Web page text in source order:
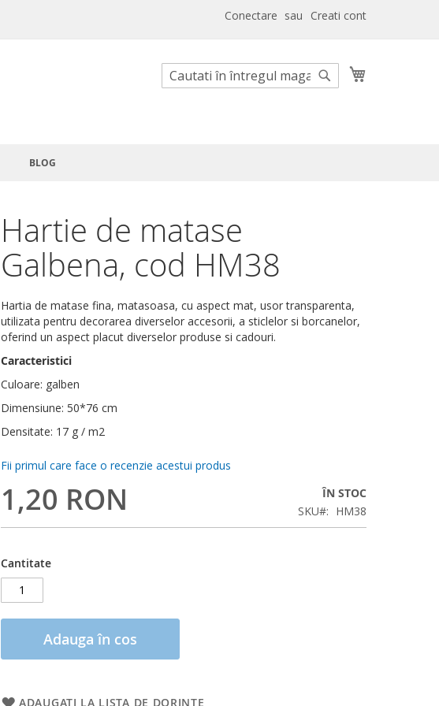
Conectare Creati cont
Cautare
BLOG
Hartie de matase
Galbena, cod HM38
Hartia de matase fina, matasoasa, cu aspect mat, usor transparenta,
utilizata pentru decorarea diverselor accesorii, a sticlelor si borcanelor,
oferind un aspect placut diverselor produse si cadouri.
Caracteristici
Culoare: galben
Dimensiune: 50*76 cm
Densitate: 17 g / m2
Fii primul care face o recenzie acestui produs
1,20 RON
ÎN STOC
SKU
HM38
Cantitate
Adauga în cos
ADAUGATI LA LISTA DE DORINTE